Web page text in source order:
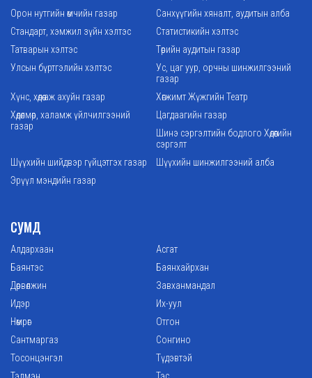
Орон нутгийн өмчийн газар
Санхүүгийн хяналт, аудитын алба
Стандарт, хэмжил зүйн хэлтэс
Статистикийн хэлтэс
Татварын хэлтэс
Төрийн аудитын газар
Улсын бүртгэлийн хэлтэс
Ус, цаг уур, орчны шинжилгээний
газар
Хүнс, хөдөө аж ахуйн газар
Хөгжимт Жүжгийн Театр
Хөдөлмөр, халамж үйлчилгээний
газар
Цагдаагийн газар
Шинэ сэргэлтийн бодлого Хөдөөгийн
сэргэлт
Шүүхийн шийдвэр гүйцэтгэх газар
Шүүхийн шинжилгээний алба
Эрүүл мэндийн газар
СУМД
Алдархаан
Асгат
Баянтэс
Баянхайрхан
Дөрвөлжин
Завханмандал
Идэр
Их-уул
Нөмрөг
Отгон
Сантмаргаз
Сонгино
Тосонцэнгэл
Түдэвтэй